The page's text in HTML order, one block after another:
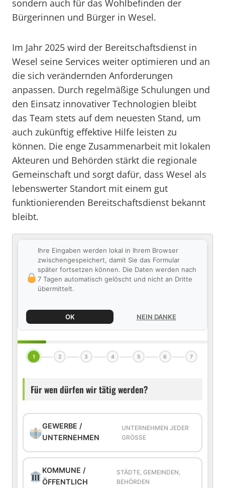
sondern auch für das Wohlbefinden der
Bürgerinnen und Bürger in Wesel.
Im Jahr 2025 wird der Bereitschaftsdienst in
Wesel seine Services weiter optimieren und an
die sich verändernden Anforderungen
anpassen. Durch regelmäßige Schulungen und
den Einsatz innovativer Technologien bleibt
das Team stets auf dem neuesten Stand, um
auch zukünftig effektive Hilfe leisten zu
können. Die enge Zusammenarbeit mit lokalen
Akteuren und Behörden stärkt die regionale
Gemeinschaft und sorgt dafür, dass Wesel als
lebenswerter Standort mit einem gut
funktionierenden Bereitschaftsdienst bekannt
bleibt.
Ihre Eingaben werden lokal in Ihrem Browser
zwischengespeichert, damit Sie das Formular
später fortsetzen können. Die Daten werden nach
7 Tagen automatisch gelöscht und nicht an Dritte
übermittelt.
OK NEIN DANKE
1 2 3 4 5 6 7
Für wen dürfen wir tätig werden?
GEWERBE /
UNTERNEHMEN
UNTERNEHMEN JEDER
GRÖSSE
KOMMUNE /
ÖFFENTLICH
STÄDTE, GEMEINDEN,
BEHÖRDEN